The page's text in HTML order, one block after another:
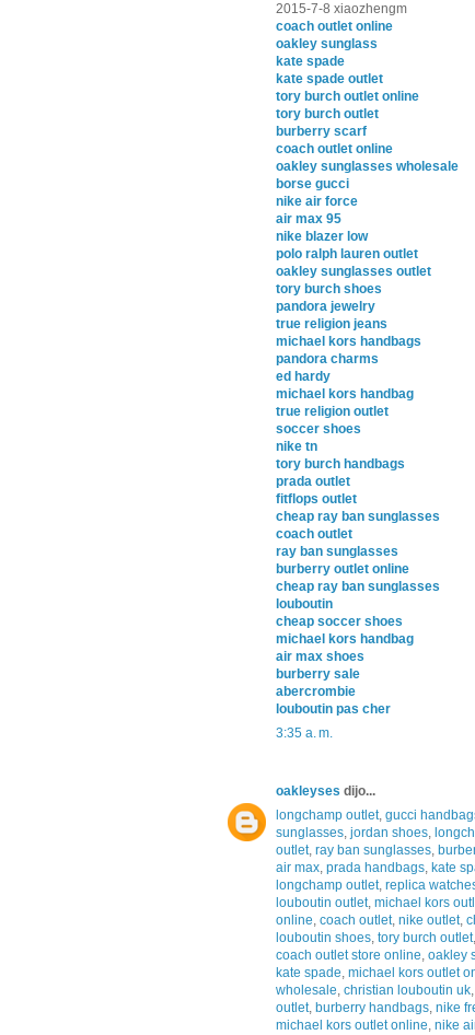
2015-7-8 xiaozhengm
coach outlet online
oakley sunglass
kate spade
kate spade outlet
tory burch outlet online
tory burch outlet
burberry scarf
coach outlet online
oakley sunglasses wholesale
borse gucci
nike air force
air max 95
nike blazer low
polo ralph lauren outlet
oakley sunglasses outlet
tory burch shoes
pandora jewelry
true religion jeans
michael kors handbags
pandora charms
ed hardy
michael kors handbag
true religion outlet
soccer shoes
nike tn
tory burch handbags
prada outlet
fitflops outlet
cheap ray ban sunglasses
coach outlet
ray ban sunglasses
burberry outlet online
cheap ray ban sunglasses
louboutin
cheap soccer shoes
michael kors handbag
air max shoes
burberry sale
abercrombie
louboutin pas cher
3:35 a. m.
oakleyses dijo...
longchamp outlet, gucci
sunglasses, jordan shoes,
outlet, ray ban sunglasses,
air max, prada handbags, kate
longchamp outlet, replica
louboutin outlet, michael kors
online, coach outlet, nike outlet,
louboutin shoes, tory burch outlet,
coach outlet store online, oakley
kate spade, michael kors outlet
wholesale, christian louboutin uk,
outlet, burberry handbags, nike
michael kors outlet online, nike